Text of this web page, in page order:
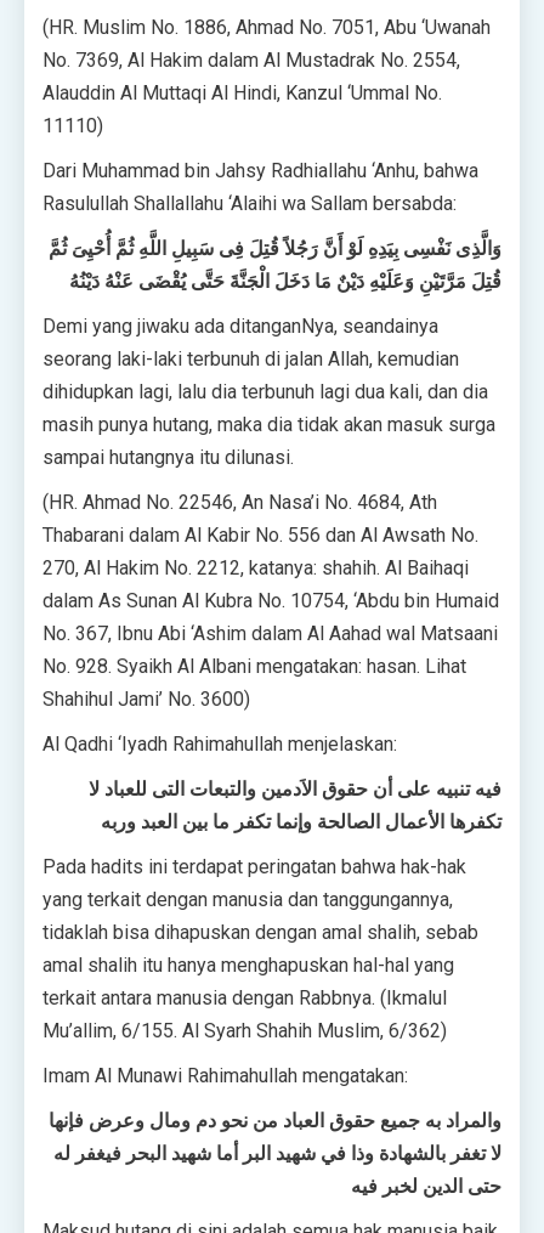
(HR. Muslim No. 1886, Ahmad No. 7051, Abu ‘Uwanah
No. 7369, Al Hakim dalam Al Mustadrak No. 2554,
Alauddin Al Muttaqi Al Hindi, Kanzul ‘Ummal No.
11110)
Dari Muhammad bin Jahsy Radhiallahu ‘Anhu, bahwa
Rasulullah Shallallahu ‘Alaihi wa Sallam bersabda:
وَالَّذِى نَفْسِى بِيَدِهِ لَوْ أَنَّ رَجُلاً قُتِلَ فِى سَبِيلِ اللَّهِ ثُمَّ أُحْيِىَ ثُمَّ
قُتِلَ مَرَّتَيْنِ وَعَلَيْهِ دَيْنٌ مَا دَخَلَ الْجَنَّةَ حَتَّى يُقْضَى عَنْهُ دَيْنُهُ
Demi yang jiwaku ada ditanganNya, seandainya
seorang laki-laki terbunuh di jalan Allah, kemudian
dihidupkan lagi, lalu dia terbunuh lagi dua kali, dan dia
masih punya hutang, maka dia tidak akan masuk surga
sampai hutangnya itu dilunasi.
(HR. Ahmad No. 22546, An Nasa’i No. 4684, Ath
Thabarani dalam Al Kabir No. 556 dan Al Awsath No.
270, Al Hakim No. 2212, katanya: shahih. Al Baihaqi
dalam As Sunan Al Kubra No. 10754, ‘Abdu bin Humaid
No. 367, Ibnu Abi ‘Ashim dalam Al Aahad wal Matsaani
No. 928. Syaikh Al Albani mengatakan: hasan. Lihat
Shahihul Jami’ No. 3600)
Al Qadhi ‘Iyadh Rahimahullah menjelaskan:
فيه تنبيه على أن حقوق الاَدمين والتبعات التى للعباد لا
تكفرها الأعمال الصالحة وإنما تكفر ما بين العبد وربه
Pada hadits ini terdapat peringatan bahwa hak-hak
yang terkait dengan manusia dan tanggungannya,
tidaklah bisa dihapuskan dengan amal shalih, sebab
amal shalih itu hanya menghapuskan hal-hal yang
terkait antara manusia dengan Rabbnya. (Ikmalul
Mu’allim, 6/155. Al Syarh Shahih Muslim, 6/362)
Imam Al Munawi Rahimahullah mengatakan:
والمراد به جميع حقوق العباد من نحو دم ومال وعرض فإنها
لا تغفر بالشهادة وذا في شهيد البر أما شهيد البحر فيغفر له
حتى الدين لخبر فيه